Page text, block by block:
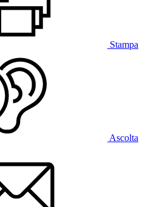
Stampa
Ascolta